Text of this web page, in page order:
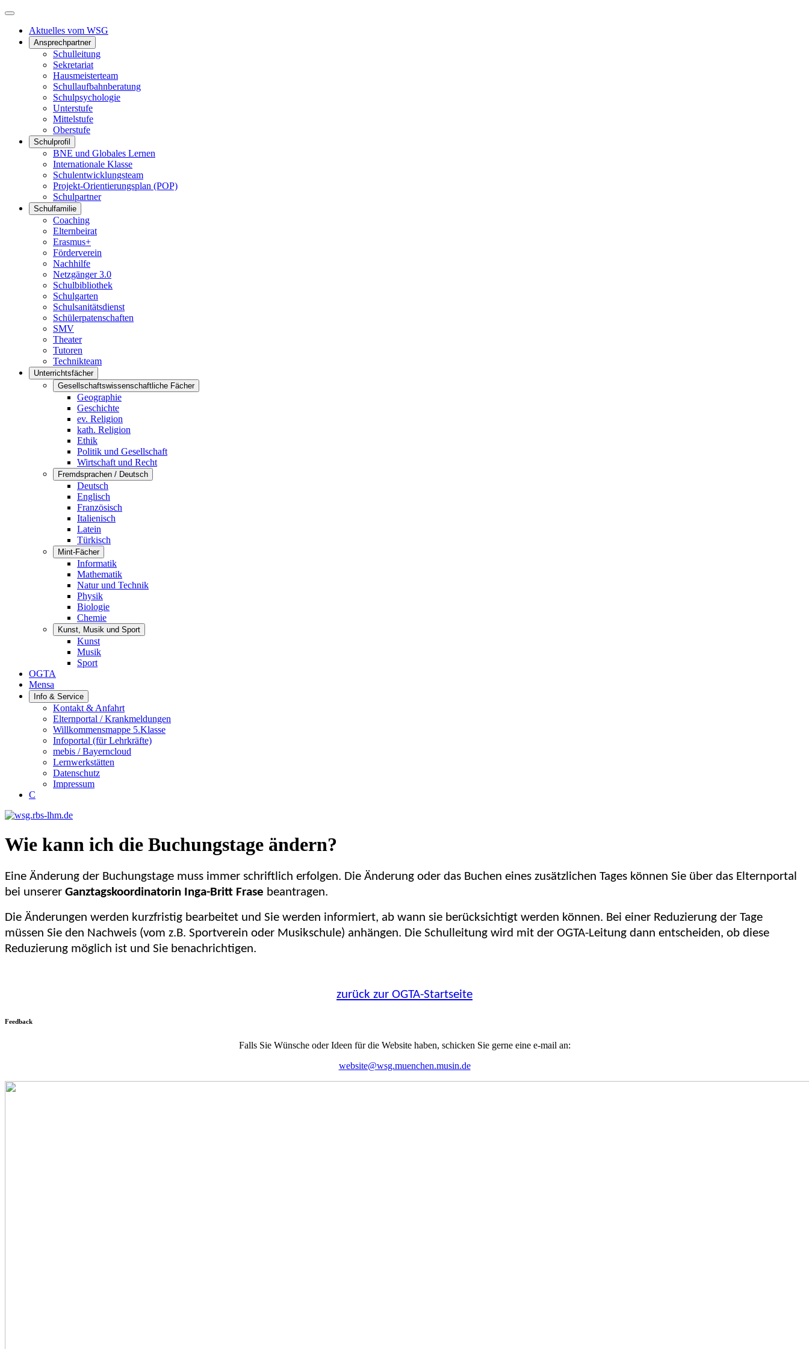
Aktuelles vom WSG
Ansprechpartner
Schulleitung
Sekretariat
Hausmeisterteam
Schullaufbahnberatung
Schulpsychologie
Unterstufe
Mittelstufe
Oberstufe
Schulprofil
BNE und Globales Lernen
Internationale Klasse
Schulentwicklungsteam
Projekt-Orientierungsplan (POP)
Schulpartner
Schulfamilie
Coaching
Elternbeirat
Erasmus+
Förderverein
Nachhilfe
Netzgänger 3.0
Schulbibliothek
Schulgarten
Schulsanitätsdienst
Schülerpatenschaften
SMV
Theater
Tutoren
Technikteam
Unterrichtsfächer
Gesellschaftswissenschaftliche Fächer
Geographie
Geschichte
ev. Religion
kath. Religion
Ethik
Politik und Gesellschaft
Wirtschaft und Recht
Fremdsprachen / Deutsch
Deutsch
Englisch
Französisch
Italienisch
Latein
Türkisch
Mint-Fächer
Informatik
Mathematik
Natur und Technik
Physik
Biologie
Chemie
Kunst, Musik und Sport
Kunst
Musik
Sport
OGTA
Mensa
Info & Service
Kontakt & Anfahrt
Elternportal / Krankmeldungen
Willkommensmappe 5.Klasse
Infoportal (für Lehrkräfte)
mebis / Bayerncloud
Lernwerkstätten
Datenschutz
Impressum
C
Wie kann ich die Buchungstage ändern?
Eine Änderung der Buchungstage muss immer schriftlich erfolgen. Die Änderung oder das Buchen eines zusätzlichen Tages können Sie über das Elternportal
bei unserer Ganztagskoordinatorin Inga-Britt Frase beantragen.
Die Änderungen werden kurzfristig bearbeitet und Sie werden informiert, ab wann sie berücksichtigt werden können. Bei einer Reduzierung der Tage
müssen Sie den Nachweis (vom z.B. Sportverein oder Musikschule) anhängen. Die Schulleitung wird mit der OGTA-Leitung dann entscheiden, ob diese
Reduzierung möglich ist und Sie benachrichtigen.
zurück zur OGTA-Startseite
Feedback
Falls Sie Wünsche oder Ideen für die Website haben, schicken Sie gerne eine e-mail an:
website@wsg.muenchen.musin.de